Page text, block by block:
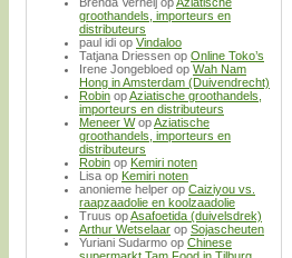
groothandels, importeurs en
distributeurs
paul idi op Vindaloo
Tatjana Driessen op Online Toko’s
Irene Jongebloed op Wah Nam
Hong in Amsterdam (Duivendrecht)
Robin opAziatische groothandels,
importeurs en distributeurs
Meneer WopAziatische
groothandels, importeurs en
distributeurs
Robin op Kemiri noten
Lisa op Kemiri noten
anonieme helper op Caiziyou vs.
raapzaadolie en koolzaadolie
Truus opAsafoetida (duivelsdrek)
Arthur Wetselaar op Sojascheuten
Yuriani Sudarmo op Chinese